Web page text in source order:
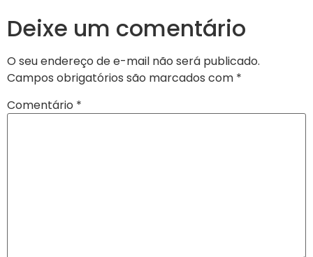
Deixe um comentário
O seu endereço de e-mail não será publicado.
Campos obrigatórios são marcados com *
Comentário *